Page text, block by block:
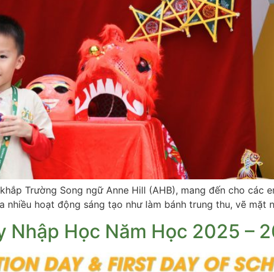
Trường Song ngữ Anne Hill (AHB), mang đến cho các
nhiều hoạt động sáng tạo như làm bánh trung thu, vẽ mặt
Nhập Học Năm Học 2025 –